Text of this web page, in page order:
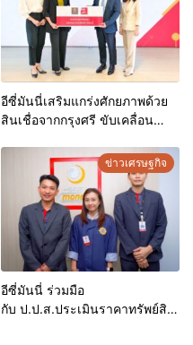
อีซี่มันนี่เสริมแกร่งศักยภาพด้วย
สินเชื่อจากกรุงศรี ขับเคลื่อน
ข่าวเศรษฐกิจ
อีซี่มันนี่ ร่วมมือ
กับ ป.ป.ส.ประเมินราคาทรัพย์สิน